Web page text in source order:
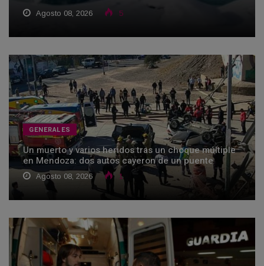
Agosto 08, 2026 5
GENERALES
Un muerto y varios heridos tras un choque múltiple
en Mendoza: dos autos cayeron de un puente
Agosto 08, 2026 1